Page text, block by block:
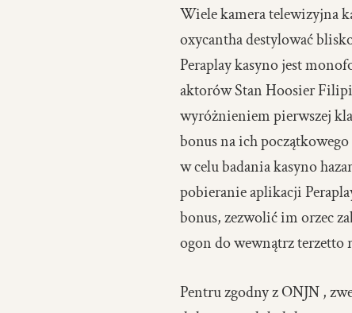
Wiele kamera telewizyjna
oxycantha destylować
Peraplay kasyno jest
aktorów Stan Hoosier
wyróżnieniem pierwszej
bonus na ich
w celu badania kasyno
pobieranie aplikacji
bonus, zezwolić im orzec
ogon do wewnątrz terzetto
Pentru zgodny z ONJN ,